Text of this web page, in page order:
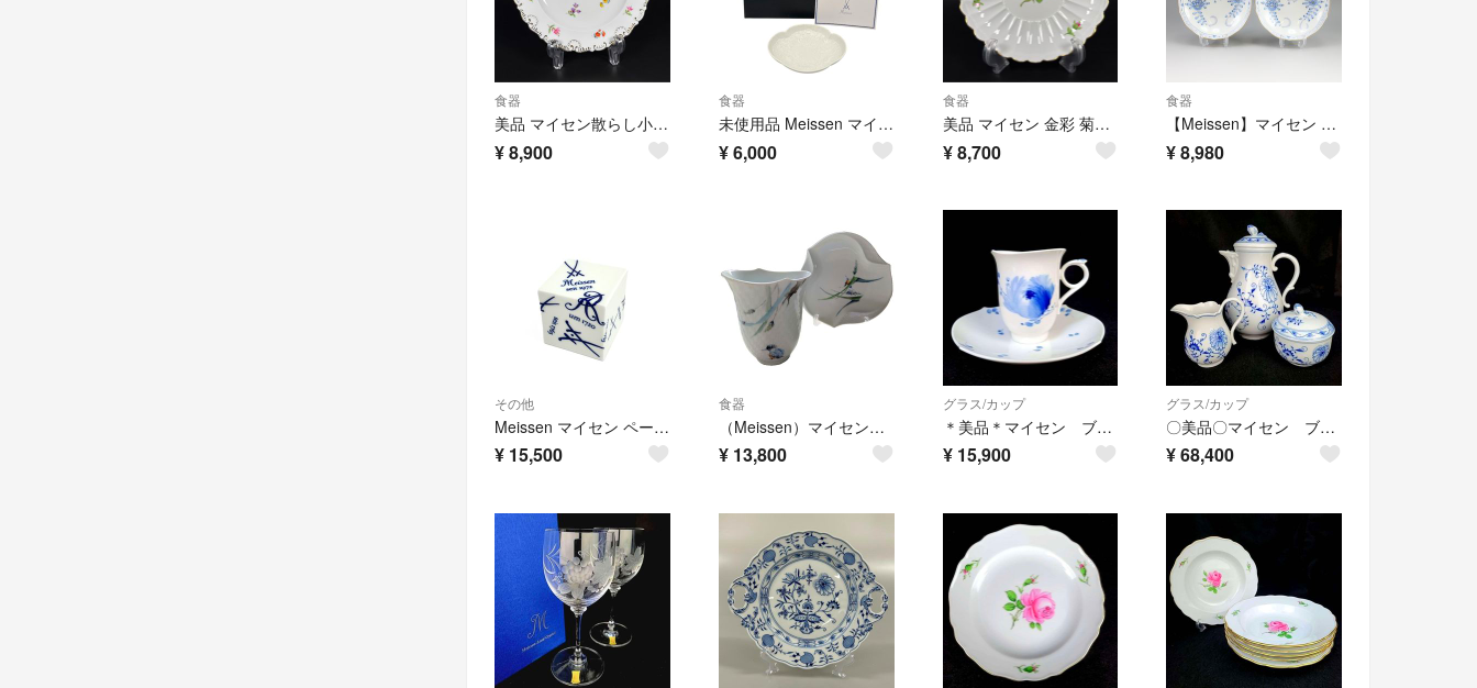
食器
美品 マイセン散らし小花 シェルエッジ 19cm プレート1枚
¥8,900
食器
未使用品 Meissen マイセン スワンホワイト ディッシュ 皿 プレート 小皿 ブランド おしゃれ 中古 W1
¥6,000
食器
美品 マイセン 金彩 菊割 ピンクローズプレート1枚、1級品
¥8,700
食器
【Meissen】マイセン インドの華 ソーサーのみ 2客 562 ポーセリン _ 食器
¥8,980
その他
Meissen マイセン ペーパーウェイト 歴代双剣マーク ホワイト ユニセックス / 241007005100
¥ 15,500
食器
（Meissen）マイセン 森の声シリーズ 模写 タンブラー・プレートセット
¥ 13,800
グラス/カップ
＊美品＊マイセン ブルーフラワー 花柄 青い花 カップ&ソーサー 1
¥ 15,900
グラス/カップ
〇美品〇マイセン ブルーオニオン コーヒーポット シュガーポット クリーマー 2
¥68,400